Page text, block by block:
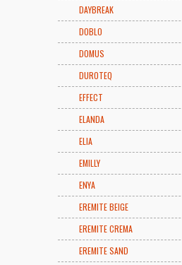
DAYBREAK
DOBLO
DOMUS
DUROTEQ
EFFECT
ELANDA
ELIA
EMILLY
ENYA
EREMITE BEIGE
EREMITE CREMA
EREMITE SAND